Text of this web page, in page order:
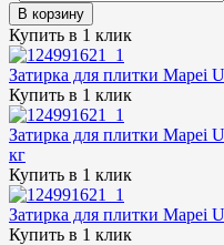
В корзину
Купить в 1 клик
Затирка для плитки Mapei
Купить в 1 клик
Затирка для плитки Mapei
кг
Купить в 1 клик
Затирка для плитки Mapei
Купить в 1 клик